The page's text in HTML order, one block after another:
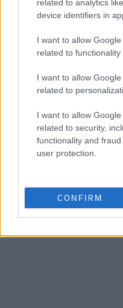
related to analytics
device identifiers in
I want to allow
related to
I want to allow
related to
I want to allow
related to security,
functionality and
user protection.
CONFIRM
κινήσεις που φέρνουν τα "
Τορόντο(Λορέντζο
Μπερναρντέσκι), είναι
και εκείνοι στα 32 και 29
βρίσκονται και στα...